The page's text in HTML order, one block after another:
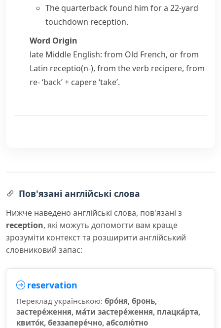
The quarterback found him for a 22-yard
touchdown reception.
Word Origin
late Middle English: from Old French, or from
Latin receptio(n-), from the verb recipere, from
re-‘back’ + capere‘take’.
Пов'язані англійські слова
Нижче наведено англійські слова, пов'язані з
reception, які можуть допомогти вам краще
зрозуміти контекст та розширити англійський
словниковий запас:
reservation
Переклад українською: бро́ня, бронь,
застере́ження, ма́ти застере́ження, плацка́рта,
квито́к, беззапере́чно, абсолю́тно